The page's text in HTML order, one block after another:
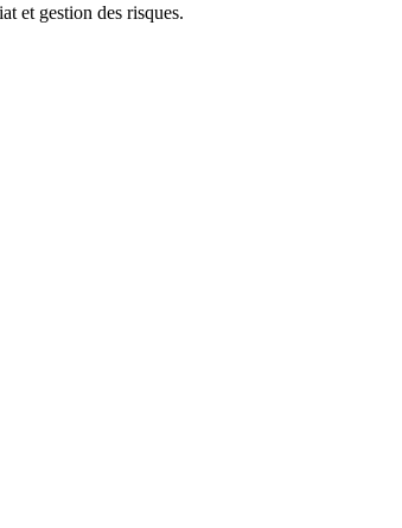
et gestion des risques.